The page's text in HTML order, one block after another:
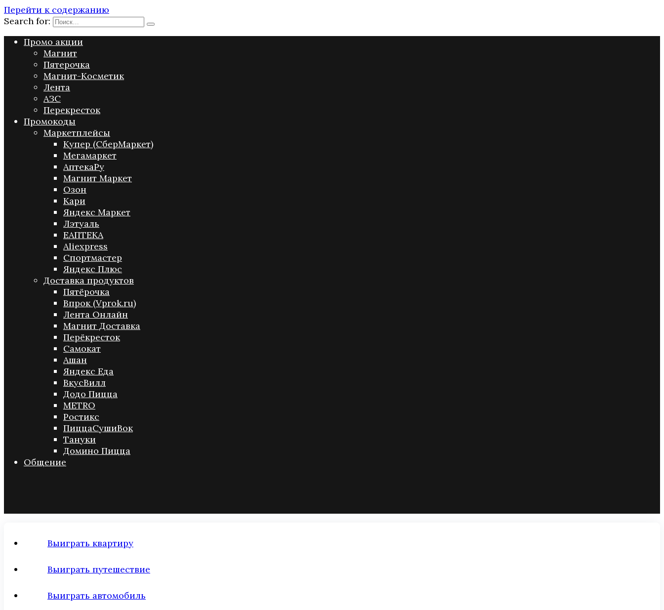
Перейти к содержанию
Search for:
Промо акции
Магнит
Пятерочка
Магнит-Косметик
Лента
АЗС
Перекресток
Промокоды
Маркетплейсы
Купер (СберМаркет)
Мегамаркет
АптекаРу
Магнит Маркет
Озон
Кари
Яндекс Маркет
Лэтуаль
ЕАПТЕКА
Aliexpress
Спортмастер
Яндекс Плюс
Доставка продуктов
Пятёрочка
Впрок (Vprok.ru)
Лента Онлайн
Магнит Доставка
Перёкресток
Самокат
Ашан
Яндекс Еда
ВкусВилл
Додо Пицца
METRO
Ростикс
ПиццаСушиВок
Тануки
Домино Пицца
Общение
Выиграть квартиру
Выиграть путешествие
Выиграть автомобиль